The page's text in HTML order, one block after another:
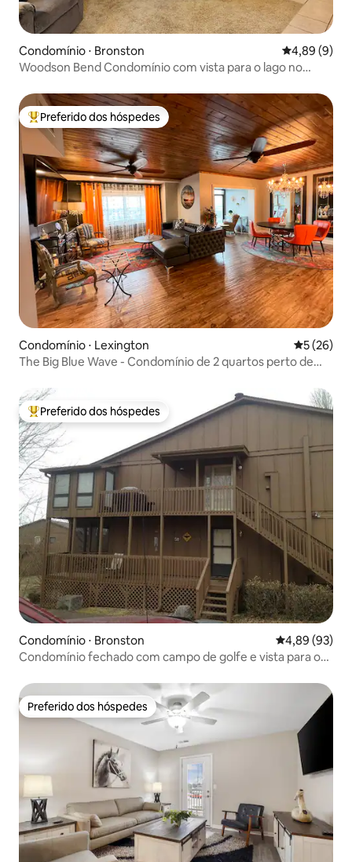
Condomínio ⋅ Bronston 4,89 de uma
4,89 (9)
Woodson Bend Condomínio com vista para o lago no
Entre os melhores preferidos dos hóspedes
Preferido dos hóspedes
Condomínio ⋅ Lexington 5 de uma
5 (26)
The Big Blue Wave - Condomínio de 2 quartos perto de
Entre os melhores preferidos dos hóspedes
Preferido dos hóspedes
Condomínio ⋅ Bronston 4,89 de uma
4,89 (93)
Condomínio fechado com campo de golfe e vista para o
Preferido dos hóspedes
Preferido dos hóspedes